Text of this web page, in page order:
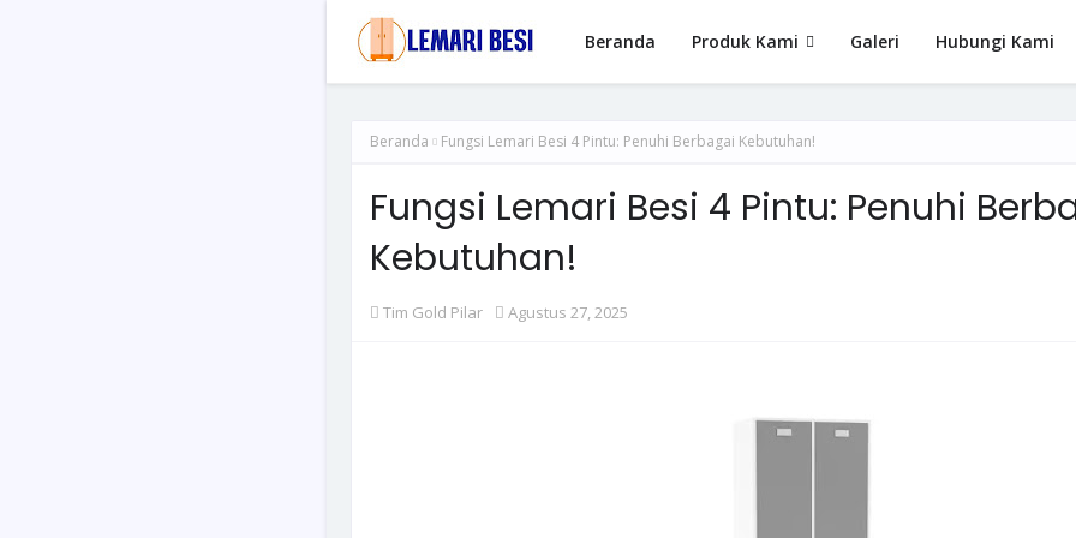
Beranda Produk Kami Galeri Hubungi Kami
Beranda Fungsi Lemari Besi 4 Pintu: Penuhi Berbagai Kebutuhan!
Fungsi Lemari Besi 4 Pintu: Penuhi
Kebutuhan!
Tim Gold Pilar Agustus 27, 2025